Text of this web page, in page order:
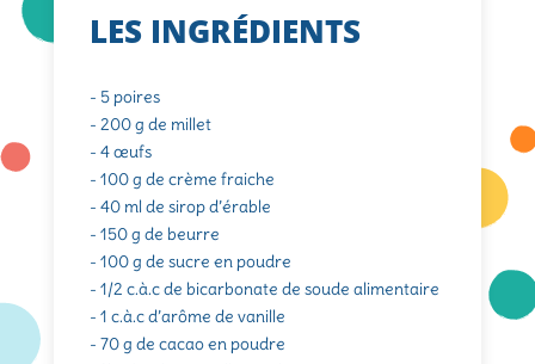
LES INGRÉDIENTS
- 5 poires
- 200 g de millet
- 4 œufs
- 100 g de crème fraiche
- 40 ml de sirop d’érable
- 150 g de beurre
- 100 g de sucre en poudre
- 1/2 c.à.c de bicarbonate de soude alimentaire
- 1 c.à.c d’arôme de vanille
- 70 g de cacao en poudre